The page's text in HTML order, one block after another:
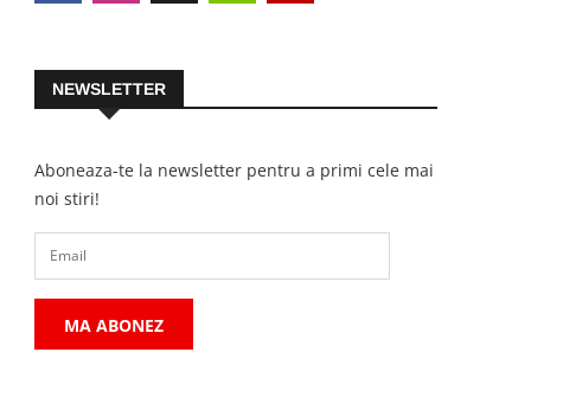
NEWSLETTER
Aboneaza-te la newsletter pentru a primi cele mai
noi stiri!
MA ABONEZ